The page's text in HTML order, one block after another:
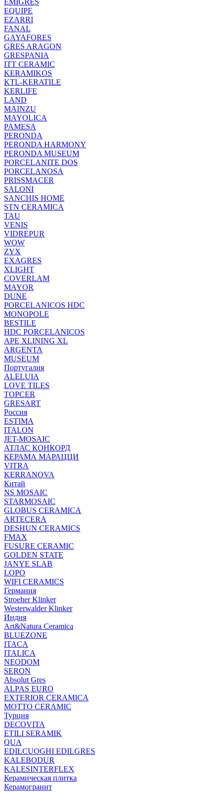
EMIGRES
EQUIPE
EZARRI
FANAL
GAYAFORES
GRES ARAGON
GRESPANIA
ITT CERAMIC
KERAMIKOS
KTL-KERATILE
KERLIFE
LAND
MAINZU
MAYOLICA
PAMESA
PERONDA
PERONDA HARMONY
PERONDA MUSEUM
PORCELANITE DOS
PORCELANOSA
PRISSMACER
SALONI
SANCHIS HOME
STN CERAMICA
TAU
VENIS
VIDREPUR
WOW
ZYX
EXAGRES
XLIGHT
COVERLAM
MAYOR
DUNE
PORCELANICOS HDC
MONOPOLE
BESTILE
HDC PORCELANICOS
APE XLINING XL
ARGENTA
MUSEUM
Португалия
ALELUIA
LOVE TILES
TOPCER
GRESART
Россия
ESTIMA
ITALON
JET-MOSAIC
АТЛАС КОНКОРД
КЕРАМА МАРАЦЦИ
VITRA
KERRANOVA
Китай
NS MOSAIC
STARMOSAIC
GLOBUS CERAMICA
ARTECERA
DESHUN CERAMICS
FMAX
FUSURE CERAMIC
GOLDEN STATE
JANYE SLAB
LOPO
WIFI CERAMICS
Германия
Stroeher Klinker
Westerwalder Klinker
Индия
Art&Natura Ceramica
BLUEZONE
ITACA
ITALICA
NEODOM
SERON
Absolut Gres
ALPAS EURO
EXTERIOR CERAMICA
MOTTO CERAMIC
Турция
DECOVITA
ETILI SERAMIK
QUA
EDILCUOGHI EDILGRES
KALEBODUR
KALESINTERFLEX
Керамическая плитка
Керамогранит